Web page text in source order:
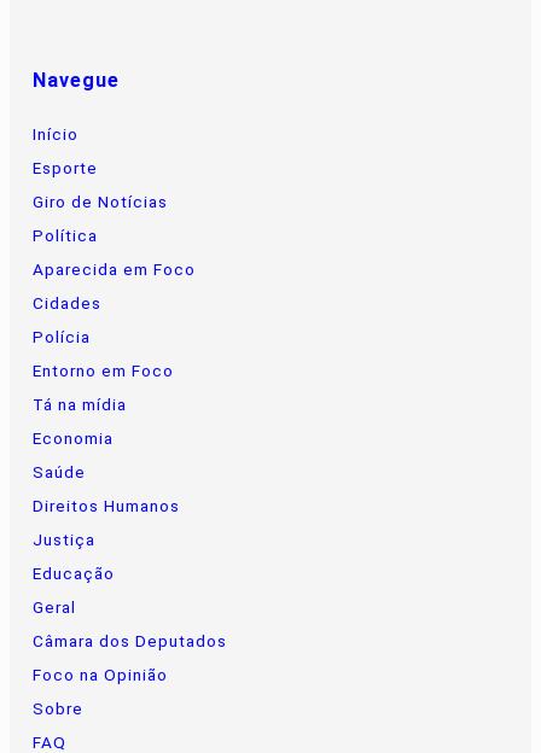
Navegue
Início
Esporte
Giro de Notícias
Política
Aparecida em Foco
Cidades
Polícia
Entorno em Foco
Tá na mídia
Economia
Saúde
Direitos Humanos
Justiça
Educação
Geral
Câmara dos Deputados
Foco na Opinião
Sobre
FAQ